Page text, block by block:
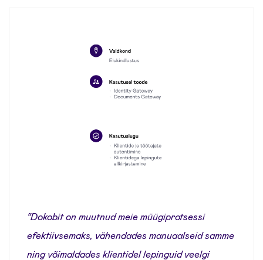
“Dokobit on muutnud meie müügiprotsessi
efektiivsemaks, vähendades manuaalseid samme
ning võimaldades klientidel lepinguid veelgi